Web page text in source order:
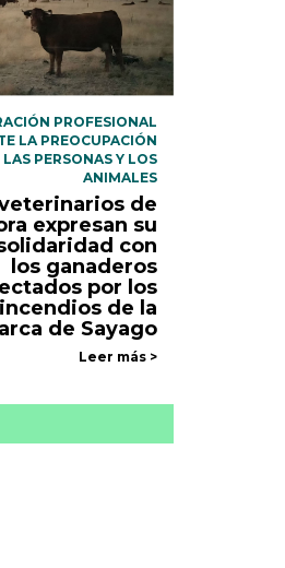
PROFESIONAL
LA PREOCUPACIÓN
LAS PERSONAS Y LOS
ANIMALES
de
expresan su
con
los ganaderos
por los
incendios de la
de Sayago
Leer más >